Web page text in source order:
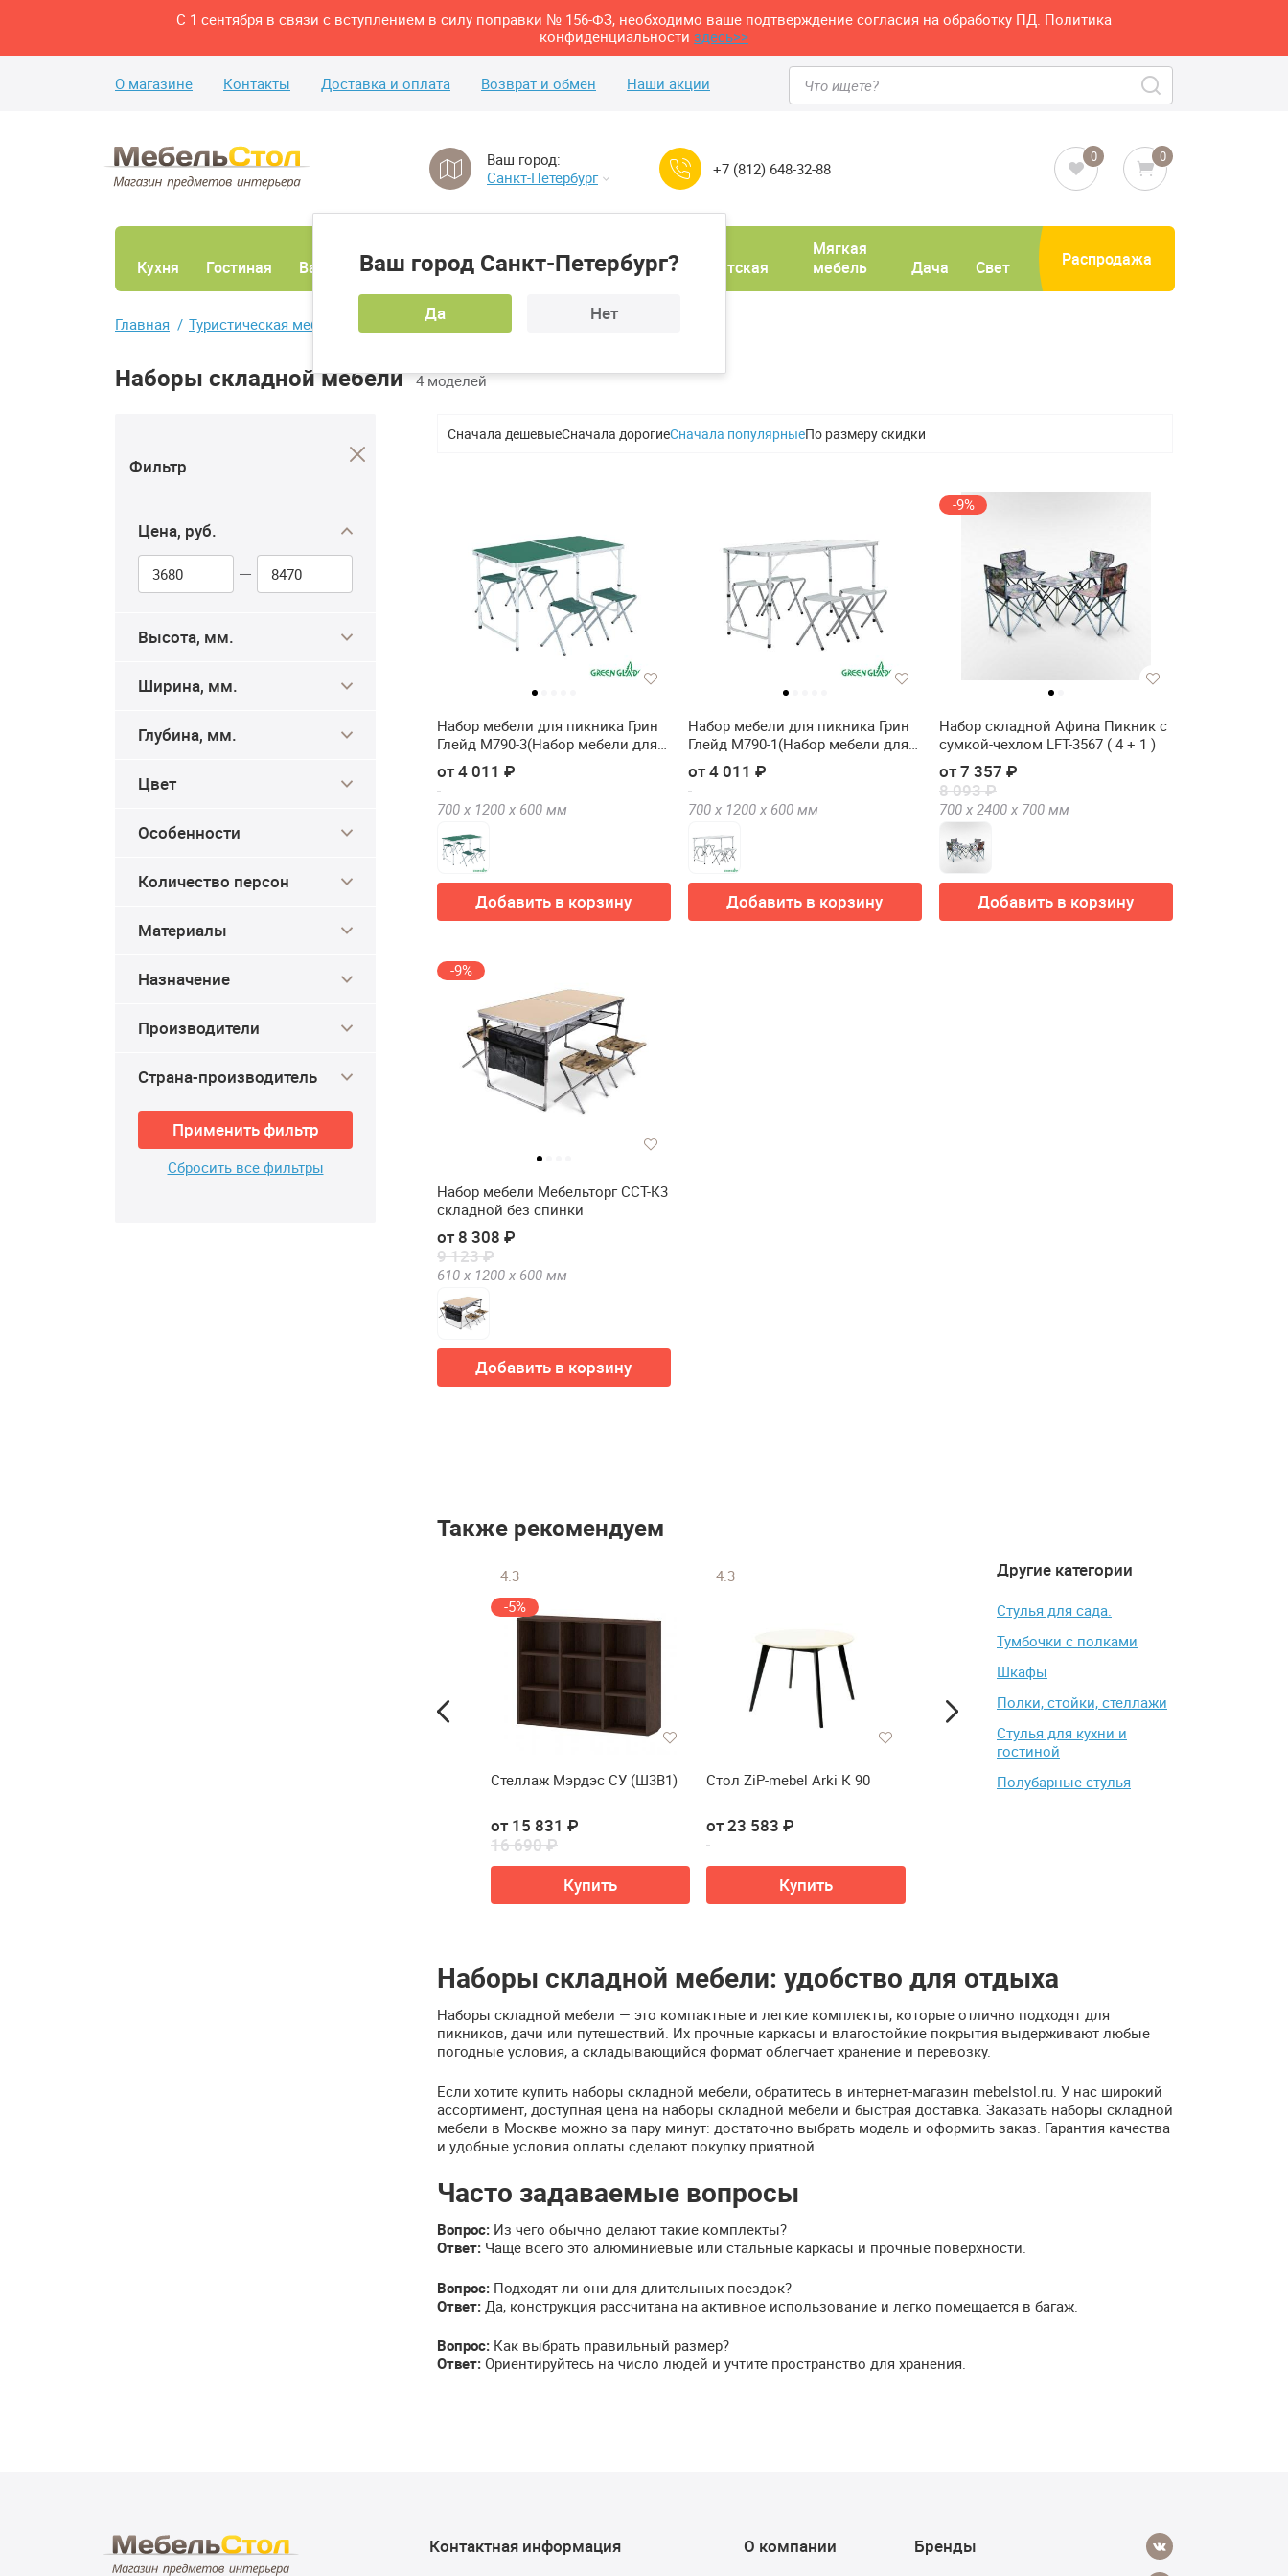
С 1 сентября в связи с вступлением в силу поправки № 156-ФЗ, необходимо ваше подтверждение согласия на обработку ПД. Политика
конфиденциальности здесь>>
О магазине Контакты Доставка и оплата Возврат и обмен Наши акции
Ваш город:
Санкт-Петербург
Ваш город Санкт-Петербург?
Да Нет
+7 (812) 648-32-88
0 0
Кухня Гостиная Ванная Спальня
кабинет
Прихожая Детская
Мягкая
мебель
Дача Свет Распродажа
Главная Туристическая мебель Наборы складной мебели
Наборы складной мебели 4 моделей
Сначала дешевыеСначала дорогиеСначала популярныеПо размеру скидки
Набор мебели для пикника Грин
Глейд M790-3(Набор мебели для
пикника Green Glade M790-3)
от 4 011 ₽
700 х 1200 х 600 мм
Добавить в корзину
Набор мебели для пикника Грин
Глейд M790-1(Набор мебели для
пикника Green Glade M790-1)
от 4 011 ₽
700 х 1200 х 600 мм
Добавить в корзину
-9%
Набор складной Афина Пикник с
сумкой-чехлом LFT-3567 ( 4 + 1 )
от 7 357 ₽
8 093 ₽
700 х 2400 х 700 мм
Добавить в корзину
-9%
Набор мебели Мебельторг ССТ-К3
складной без спинки
от 8 308 ₽
9 123 ₽
610 х 1200 х 600 мм
Добавить в корзину
Также рекомендуем
Другие категории
Стулья для сада.
Тумбочки с полками
Шкафы
Полки, стойки, стеллажи
Стулья для кухни и
гостиной
Полубарные стулья
4.3
-5%
Стеллаж Мэрдэс СУ (Ш3В1)
от 15 831 ₽
16 690 ₽
Купить
4.3
Стол ZiP-mebel Arki К 90
от 23 583 ₽
Купить
Диван-аккордеон Mebel-ars
Наборы складной мебели: удобство для отдыха
Наборы складной мебели — это компактные и легкие комплекты, которые отлично подходят для
пикников, дачи или путешествий. Их прочные каркасы и влагостойкие покрытия выдерживают любые
погодные условия, а складывающийся формат облегчает хранение и перевозку.
Если хотите купить наборы складной мебели, обратитесь в интернет-магазин mebelstol.ru. У нас широкий
ассортимент, доступная цена на наборы складной мебели и быстрая доставка. Заказать наборы складной
мебели в Москве можно за пару минут: достаточно выбрать модель и оформить заказ. Гарантия качества
и удобные условия оплаты сделают покупку приятной.
Часто задаваемые вопросы
Вопрос: Из чего обычно делают такие комплекты?
Ответ: Чаще всего это алюминиевые или стальные каркасы и прочные поверхности.
Вопрос: Подходят ли они для длительных поездок?
Ответ: Да, конструкция рассчитана на активное использование и легко помещается в багаж.
Вопрос: Как выбрать правильный размер?
Ответ: Ориентируйтесь на число людей и учтите пространство для хранения.
Фильтр
Цена, руб.
Высота, мм.
Ширина, мм.
Глубина, мм.
Цвет
Особенности
Количество персон
Материалы
Назначение
Производители
Страна-производитель
Применить фильтр
Сбросить все фильтры
Контактная информация
О компании
Бренды